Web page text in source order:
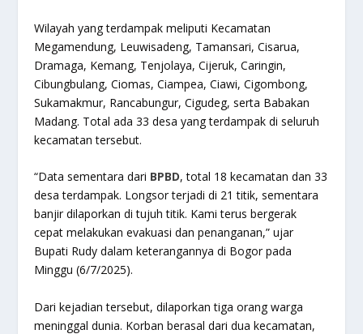
Wilayah yang terdampak meliputi Kecamatan
Megamendung, Leuwisadeng, Tamansari, Cisarua,
Dramaga, Kemang, Tenjolaya, Cijeruk, Caringin,
Cibungbulang, Ciomas, Ciampea, Ciawi, Cigombong,
Sukamakmur, Rancabungur, Cigudeg, serta Babakan
Madang. Total ada 33 desa yang terdampak di seluruh
kecamatan tersebut.
“Data sementara dari BPBD, total 18 kecamatan dan 33
desa terdampak. Longsor terjadi di 21 titik, sementara
banjir dilaporkan di tujuh titik. Kami terus bergerak
cepat melakukan evakuasi dan penanganan,” ujar
Bupati Rudy dalam keterangannya di Bogor pada
Minggu (6/7/2025).
Dari kejadian tersebut, dilaporkan tiga orang warga
meninggal dunia. Korban berasal dari dua kecamatan,